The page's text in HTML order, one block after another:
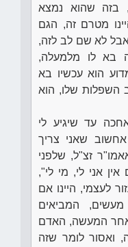
בזה שהוא נמצא
מטרם זה, הגם
לא שם לב לזה,
בא לו מלמעלה,
הוא עכשיו בא
השפלות שלו, הוא
עד שיגיע לי
שאני צריך
זצ"ל, שלפני
אני לי, מי לי",
לעצמי, היינו אם
המביאים
המעשה, האדם
ואסור לומר שזה